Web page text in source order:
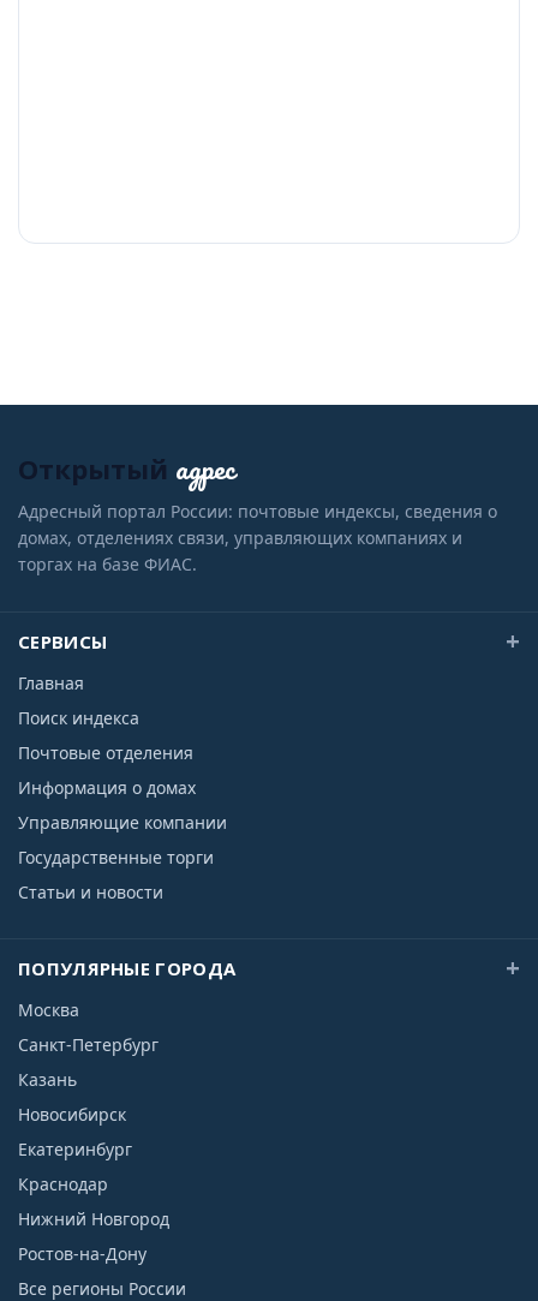
Открытый адрес
Адресный портал России: почтовые индексы, сведения о
домах, отделениях связи, управляющих компаниях и
торгах на базе ФИАС.
СЕРВИСЫ
Главная
Поиск индекса
Почтовые отделения
Информация о домах
Управляющие компании
Государственные торги
Статьи и новости
ПОПУЛЯРНЫЕ ГОРОДА
Москва
Санкт-Петербург
Казань
Новосибирск
Екатеринбург
Краснодар
Нижний Новгород
Ростов-на-Дону
Все регионы России